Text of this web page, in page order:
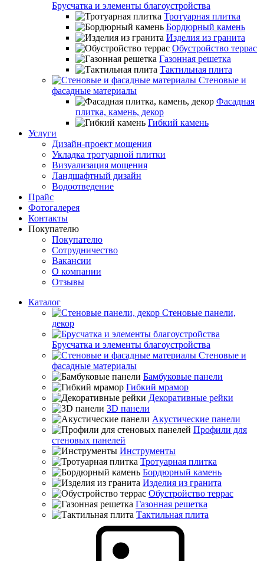
Брусчатка и элементы благоустройства
Тротуарная плитка
Бордюрный камень
Изделия из гранита
Обустройство террас
Газонная решетка
Тактильная плита
Стеновые и
фасадные материалы
Фасадная
плитка, камень, декор
Гибкий камень
Услуги
Дизайн-проект мощения
Укладка тротуарной плитки
Визуализация мощения
Ландшафтный дизайн
Водоотведение
Прайс
Фотогалерея
Контакты
Покупателю
Покупателю
Сотрудничество
Вакансии
О компании
Отзывы
Каталог
Стеновые панели,
декор
Брусчатка и элементы благоустройства
Стеновые и
фасадные материалы
Бамбуковые панели
Гибкий мрамор
Декоративные рейки
3D панели
Акустические панели
Профили для
стеновых панелей
Инструменты
Тротуарная плитка
Бордюрный камень
Изделия из гранита
Обустройство террас
Газонная решетка
Тактильная плита